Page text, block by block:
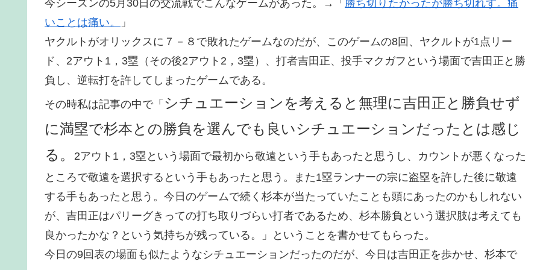
今シーズンの5月30日の交流戦でこんなゲームがあった。→「 勝ち切りたかったが勝ち切れず。痛
いことは痛い。
」
ヤクルトがオリックスに７－８で敗れたゲームなのだが、このゲームの8回、ヤクルトが1点リー
ド、2アウト1，3塁（その後2アウト2，3塁）、打者吉田正、投手マクガフという場面で吉田正と勝
負し、逆転打を許してしまったゲームである。
その時私は記事の中で「 シチュエーションを考えると無理に吉田正と勝負せず
に満塁で杉本との勝負を選んでも良いシチュエーションだったとは感じ
る。
2アウト1，3塁という場面で最初から敬遠という手もあったと思うし、カウントが悪くなった
ところで敬遠を選択するという手もあったと思う。また1塁ランナーの宗に盗塁を許した後に敬遠
する手もあったと思う。今日のゲームで続く杉本が当たっていたことも頭にあったのかもしれない
が、吉田正はパリーグきっての打ち取りづらい打者であるため、杉本勝負という選択肢は考えても
良かったかな？という気持ちが残っている。」ということを書かせてもらった。
今日の9回表の場面も似たようなシチュエーションだったのだが、今日は吉田正を歩かせ、杉本で